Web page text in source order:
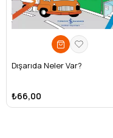
Dışarıda Neler Var?
₺66,00